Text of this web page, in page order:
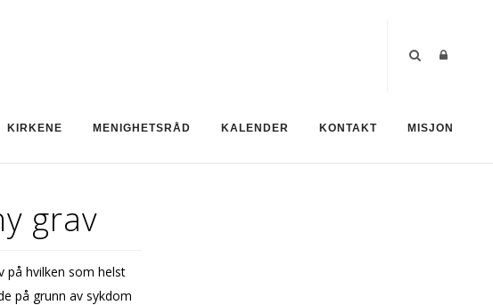
KIRKENE MENIGHETSRÅD KALENDER KONTAKT MISJON
grav
på hvilken som helst
på grunn av sykdom